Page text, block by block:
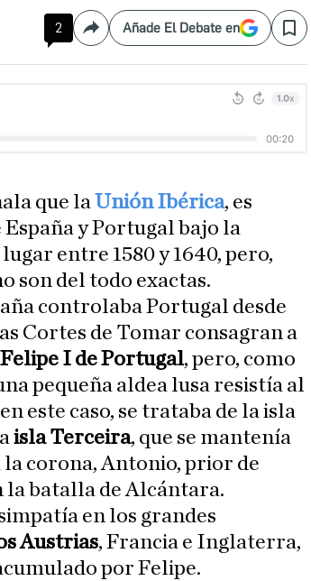
2 CompartirAñade El Debate en Save
que laUnión Ibérica, es
y Portugal bajo la
entre 1580 y 1640, pero,
son del todo exactas.
controlaba Portugal desde
Cortes de Tomar consagran a
I de Portugal, pero, como
pequeña aldea lusa resistía al
este caso, se trataba de la isla
isla Terceira, que se mantenía
corona, Antonio, prior de
batalla de Alcántara.
en los grandes
Austrias, Francia e Inglaterra,
por Felipe.